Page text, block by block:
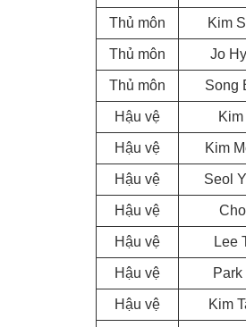
Thủ môn Kim
Thủ môn Jo
Thủ môn Song
Hậu vệ
Hậu vệ Kim
Hậu vệ Seol
Hậu vệ
Hậu vệ Lee
Hậu vệ
Hậu vệ Kim